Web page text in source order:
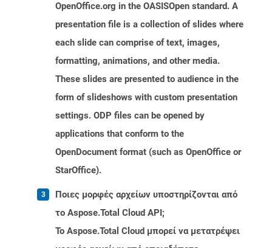
OpenOffice.org in the OASISOpen standard. A
presentation file is a collection of slides where
each slide can comprise of text, images,
formatting, animations, and other media.
These slides are presented to audience in the
form of slideshows with custom presentation
settings. ODP files can be opened by
applications that conform to the
OpenDocument format (such as OpenOffice or
StarOffice).
Ποιες μορφές αρχείων υποστηρίζονται από
το Aspose.Total Cloud API;
Το Aspose.Total Cloud μπορεί να μετατρέψει